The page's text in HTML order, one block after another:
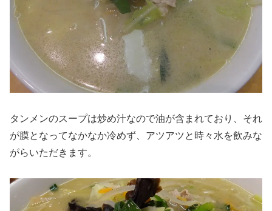
タンメンのスープは炒め汁なので油が含まれており、それ
が膜となってなかなか冷めず、アツアツと時々水を飲みな
がらいただきます。